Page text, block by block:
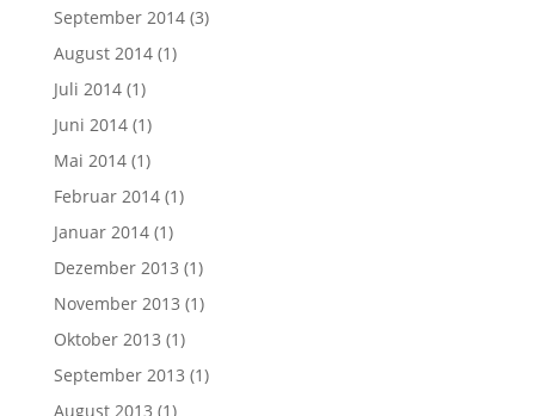
September 2014(3)
August 2014(1)
Juli 2014(1)
Juni 2014(1)
Mai 2014(1)
Februar 2014(1)
Januar 2014(1)
Dezember 2013 (1)
November 2013 (1)
Oktober 2013 (1)
September 2013 (1)
August 2013 (1)